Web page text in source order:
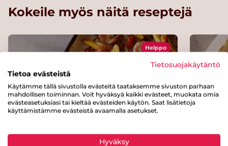
Kokeile myös näitä reseptejä
Helppo
Tietosuojakäytäntö
Tietoa evästeistä
Käytämme tällä sivustolla evästeitä taataksemme sivuston parhaan
mahdollisen toiminnan. Voit hyväksyä kaikki evästeet, muokata omia
evästeasetuksiasi tai kieltää evästeiden käytön. Saat lisätietoja
käyttämistämme evästeistä avaamalla asetukset.
Hyväksy